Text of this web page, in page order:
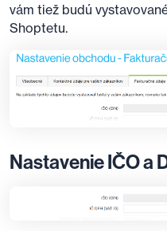
vám tiež budú
Shoptetu.
Nastavenie IČO a